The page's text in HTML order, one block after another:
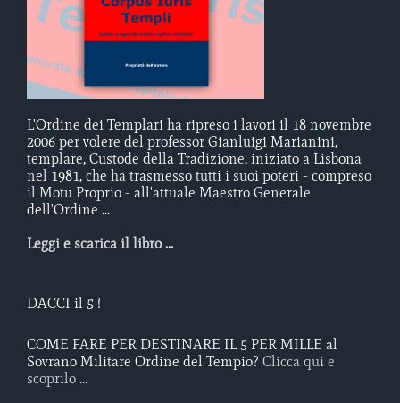
L'Ordine dei Templari ha ripreso i lavori il 18 novembre
2006 per volere del professor Gianluigi Marianini,
templare, Custode della Tradizione, iniziato a Lisbona
nel 1981, che ha trasmesso tutti i suoi poteri - compreso
il Motu Proprio - all'attuale Maestro Generale
dell'Ordine ...
Leggi e scarica il libro ...
DACCI il 5 !
COME FARE PER DESTINARE IL 5 PER MILLE al
Sovrano Militare Ordine del Tempio? Clicca qui e
scoprilo ...